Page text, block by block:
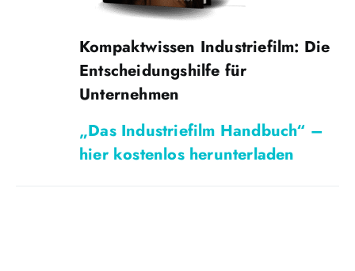
Kompaktwissen Industriefilm: Die
Entscheidungshilfe für
Unternehmen
„Das Industriefilm Handbuch“ –
hier kostenlos herunterladen